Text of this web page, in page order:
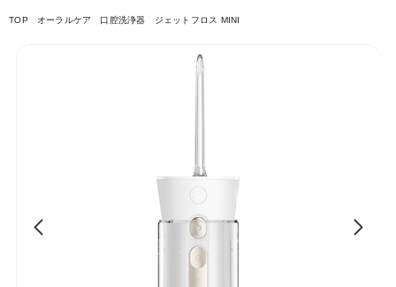
TOP オーラルケア 口腔洗浄器 ジェットフロス MINI